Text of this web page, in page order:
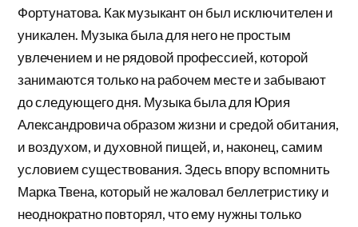
Фортунатова. Как музыкант он был исключителен и
уникален. Музыка была для него не простым
увлечением и не рядовой профессией, которой
занимаются только на рабочем месте и забывают
до следующего дня. Музыка была для Юрия
Александровича образом жизни и средой обитания,
и воздухом, и духовной пищей, и, наконец, самим
условием существования. Здесь впору вспомнить
Марка Твена, который не жаловал беллетристику и
неоднократно повторял, что ему нужны только